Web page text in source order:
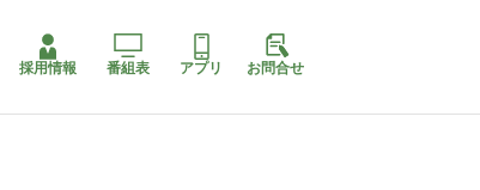
採用情報 番組表 アプリ お問合せ